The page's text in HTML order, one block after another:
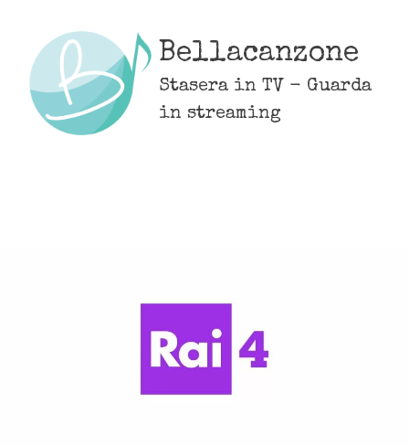
content
Bellacanzone
Stasera in TV - Guarda
in streaming